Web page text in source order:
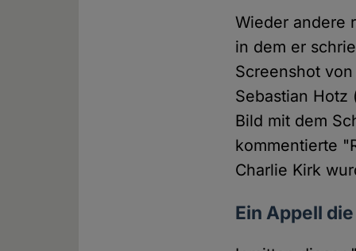
Wieder andere
in dem er
Screenshot
Sebastian
Bild mit dem
kommentierte
Charlie Kirk
Ein Appell